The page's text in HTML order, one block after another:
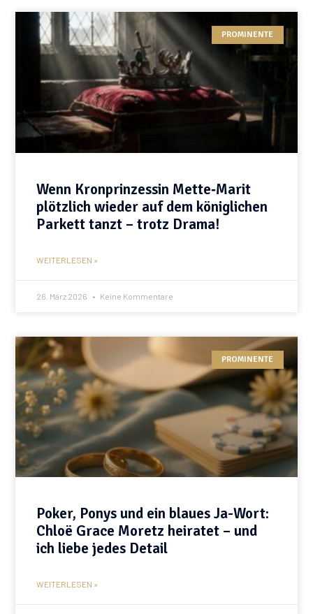
PROMINENTE
Wenn Kronprinzessin Mette‑Marit
plötzlich wieder auf dem königlichen
Parkett tanzt – trotz Drama!
WEITERLESEN »
26. März 2026 Keine Kommentare
PROMINENTE
Poker, Ponys und ein blaues Ja-Wort:
Chloë Grace Moretz heiratet – und
ich liebe jedes Detail
WEITERLESEN »